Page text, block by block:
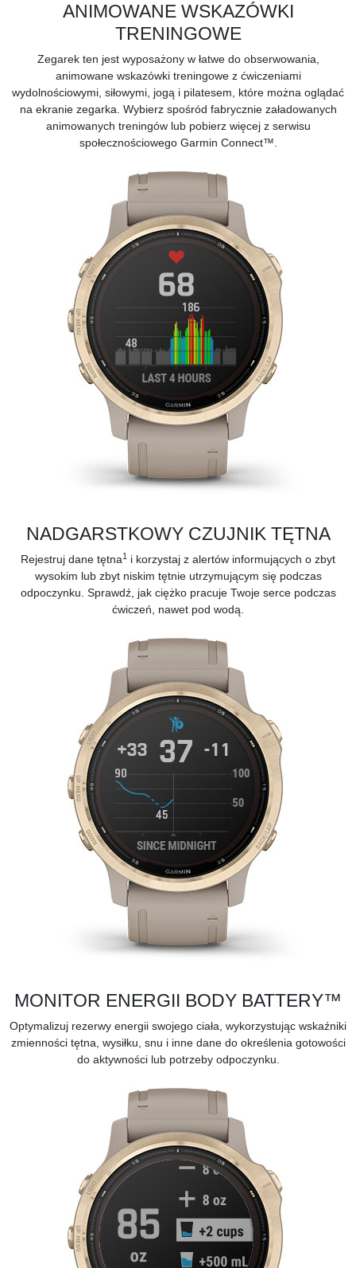
ANIMOWANE WSKAZÓWKI
TRENINGOWE
Zegarek ten jest wyposażony w łatwe do obserwowania,
animowane wskazówki treningowe z ćwiczeniami
wydolnościowymi, siłowymi, jogą i pilatesem, które można oglądać
na ekranie zegarka. Wybierz spośród fabrycznie załadowanych
animowanych treningów lub pobierz więcej z serwisu
społecznościowego Garmin Connect™.
NADGARSTKOWY CZUJNIK TĘTNA
Rejestruj dane tętna1 i korzystaj z alertów informujących o zbyt
wysokim lub zbyt niskim tętnie utrzymującym się podczas
odpoczynku. Sprawdź, jak ciężko pracuje Twoje serce podczas
ćwiczeń, nawet pod wodą.
MONITOR ENERGII BODY BATTERY™
Optymalizuj rezerwy energii swojego ciała, wykorzystując wskaźniki
zmienności tętna, wysiłku, snu i inne dane do określenia gotowości
do aktywności lub potrzeby odpoczynku.